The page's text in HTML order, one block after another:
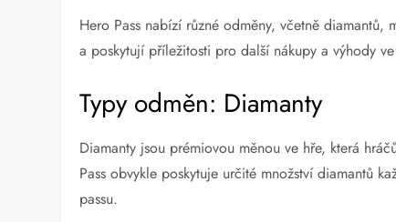
Hero Pass nabízí různé odměny, včetně
a poskytují příležitosti pro další nákupy a výhody
Typy odměn: Diamanty
Diamanty jsou prémiovou měnou ve hře, která
Pass obvykle poskytuje určité množství diamantů
passu.